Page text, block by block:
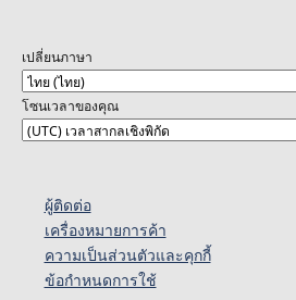
เปลี่ยนภาษา
โซนเวลาของคุณ
ผู้ติดต่อ
เครื่องหมายการค้า
ความเป็นส่วนตัวและคุกกี้
ข้อกำหนดการใช้